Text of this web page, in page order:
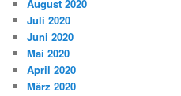
August 2020
Juli 2020
Juni 2020
Mai 2020
April 2020
März 2020